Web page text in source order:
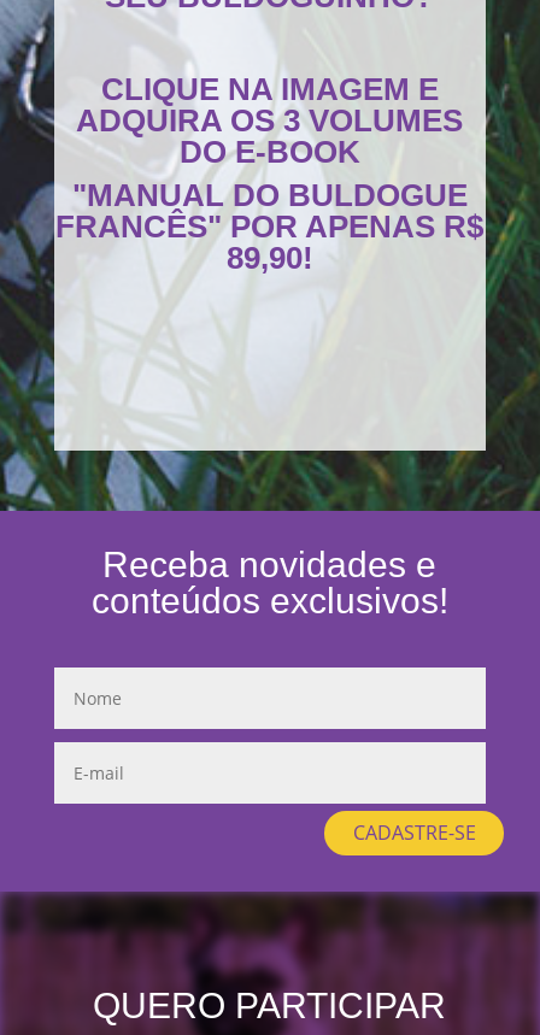
CLIQUE NA IMAGEM E
ADQUIRA OS 3 VOLUMES
DO E-BOOK
"MANUAL DO BULDOGUE
FRANCÊS" POR APENAS R$
89,90!
Receba novidades e
conteúdos exclusivos!
CADASTRE-SE
QUERO PARTICIPAR